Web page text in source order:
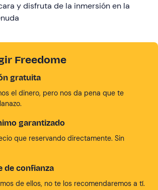
y disfruta de la inmersión en la
Freedome
gratuita
el dinero, pero nos da pena que te
garantizado
que reservando directamente. Sin
de confianza
de ellos, no te los recomendaremos a tí.